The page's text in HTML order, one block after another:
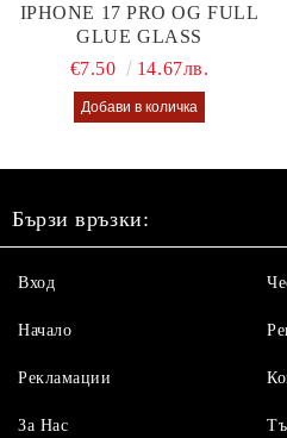
IPHONE 17 PRO OG FULL
GLUE GLASS
€7.50
14.67лв.
Бързи връзки:
Вход
Начало
Рекламации
За Нас